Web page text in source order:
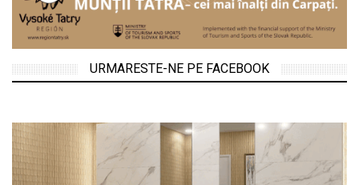
URMARESTE-NE PE FACEBOOK